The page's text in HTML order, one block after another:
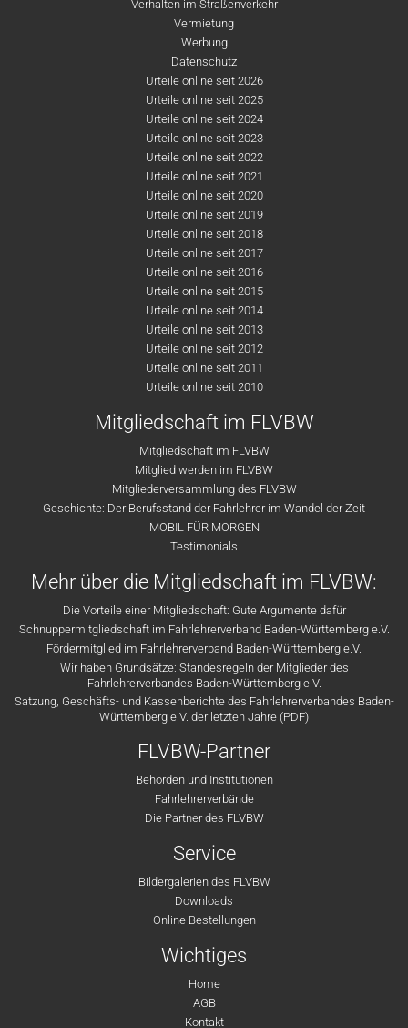
Verhalten im Straßenverkehr
Vermietung
Werbung
Datenschutz
Urteile online seit 2026
Urteile online seit 2025
Urteile online seit 2024
Urteile online seit 2023
Urteile online seit 2022
Urteile online seit 2021
Urteile online seit 2020
Urteile online seit 2019
Urteile online seit 2018
Urteile online seit 2017
Urteile online seit 2016
Urteile online seit 2015
Urteile online seit 2014
Urteile online seit 2013
Urteile online seit 2012
Urteile online seit 2011
Urteile online seit 2010
Mitgliedschaft im FLVBW
Mitgliedschaft im FLVBW
Mitglied werden im FLVBW
Mitgliederversammlung des FLVBW
Geschichte: Der Berufsstand der Fahrlehrer im Wandel der Zeit
MOBIL FÜR MORGEN
Testimonials
Mehr über die Mitgliedschaft im FLVBW:
Die Vorteile einer Mitgliedschaft: Gute Argumente dafür
Schnuppermitgliedschaft im Fahrlehrerverband Baden-Württemberg e.V.
Fördermitglied im Fahrlehrerverband Baden-Württemberg e.V.
Wir haben Grundsätze: Standesregeln der Mitglieder des
Fahrlehrerverbandes Baden-Württemberg e.V.
Satzung, Geschäfts- und Kassenberichte des Fahrlehrerverbandes Baden-
Württemberg e.V. der letzten Jahre (PDF)
FLVBW-Partner
Behörden und Institutionen
Fahrlehrerverbände
Die Partner des FLVBW
Service
Bildergalerien des FLVBW
Downloads
Online Bestellungen
Wichtiges
Home
AGB
Kontakt